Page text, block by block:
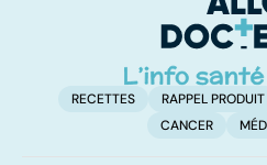
RECETTES RAPPEL PRODUIT
CANCER